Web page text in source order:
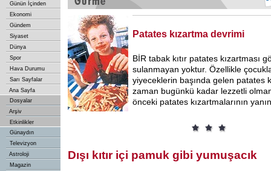
Günün İçinden
Ekonomi
Gündem
Siyaset
Dünya
Spor
Hava Durumu
Sarı Sayfalar
Ana Sayfa
Dosyalar
Arşiv
Etkinlikler
Günaydın
Televizyon
Astroloji
Magazin
Patates kızartma devrimi
BİR tabak kıtır patates kızartması
sulanmayan yoktur. Özellikle
yiyeceklerin başında gelen patates
zaman bugünkü kadar lezzetli
önceki patates kızartmalarının
Dışı kıtır içi pamuk gibi yumuşacık